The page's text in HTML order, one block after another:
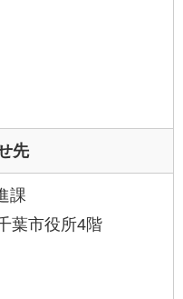
先
課
葉市役所4階